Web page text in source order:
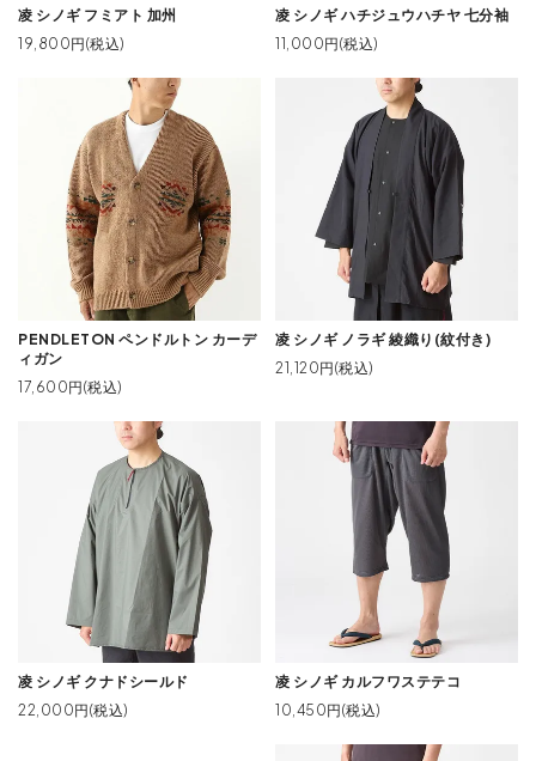
凌 シノギ フミアト 加州
19,800円(税込)
凌 シノギ ハチジュウハチヤ 七分袖
11,000円(税込)
PENDLETON ペンドルトン カーデ
ィガン
17,600円(税込)
凌 シノギ ノラギ 綾織り(紋付き)
21,120円(税込)
凌 シノギ クナドシールド
22,000円(税込)
凌 シノギ カルフワステテコ
10,450円(税込)